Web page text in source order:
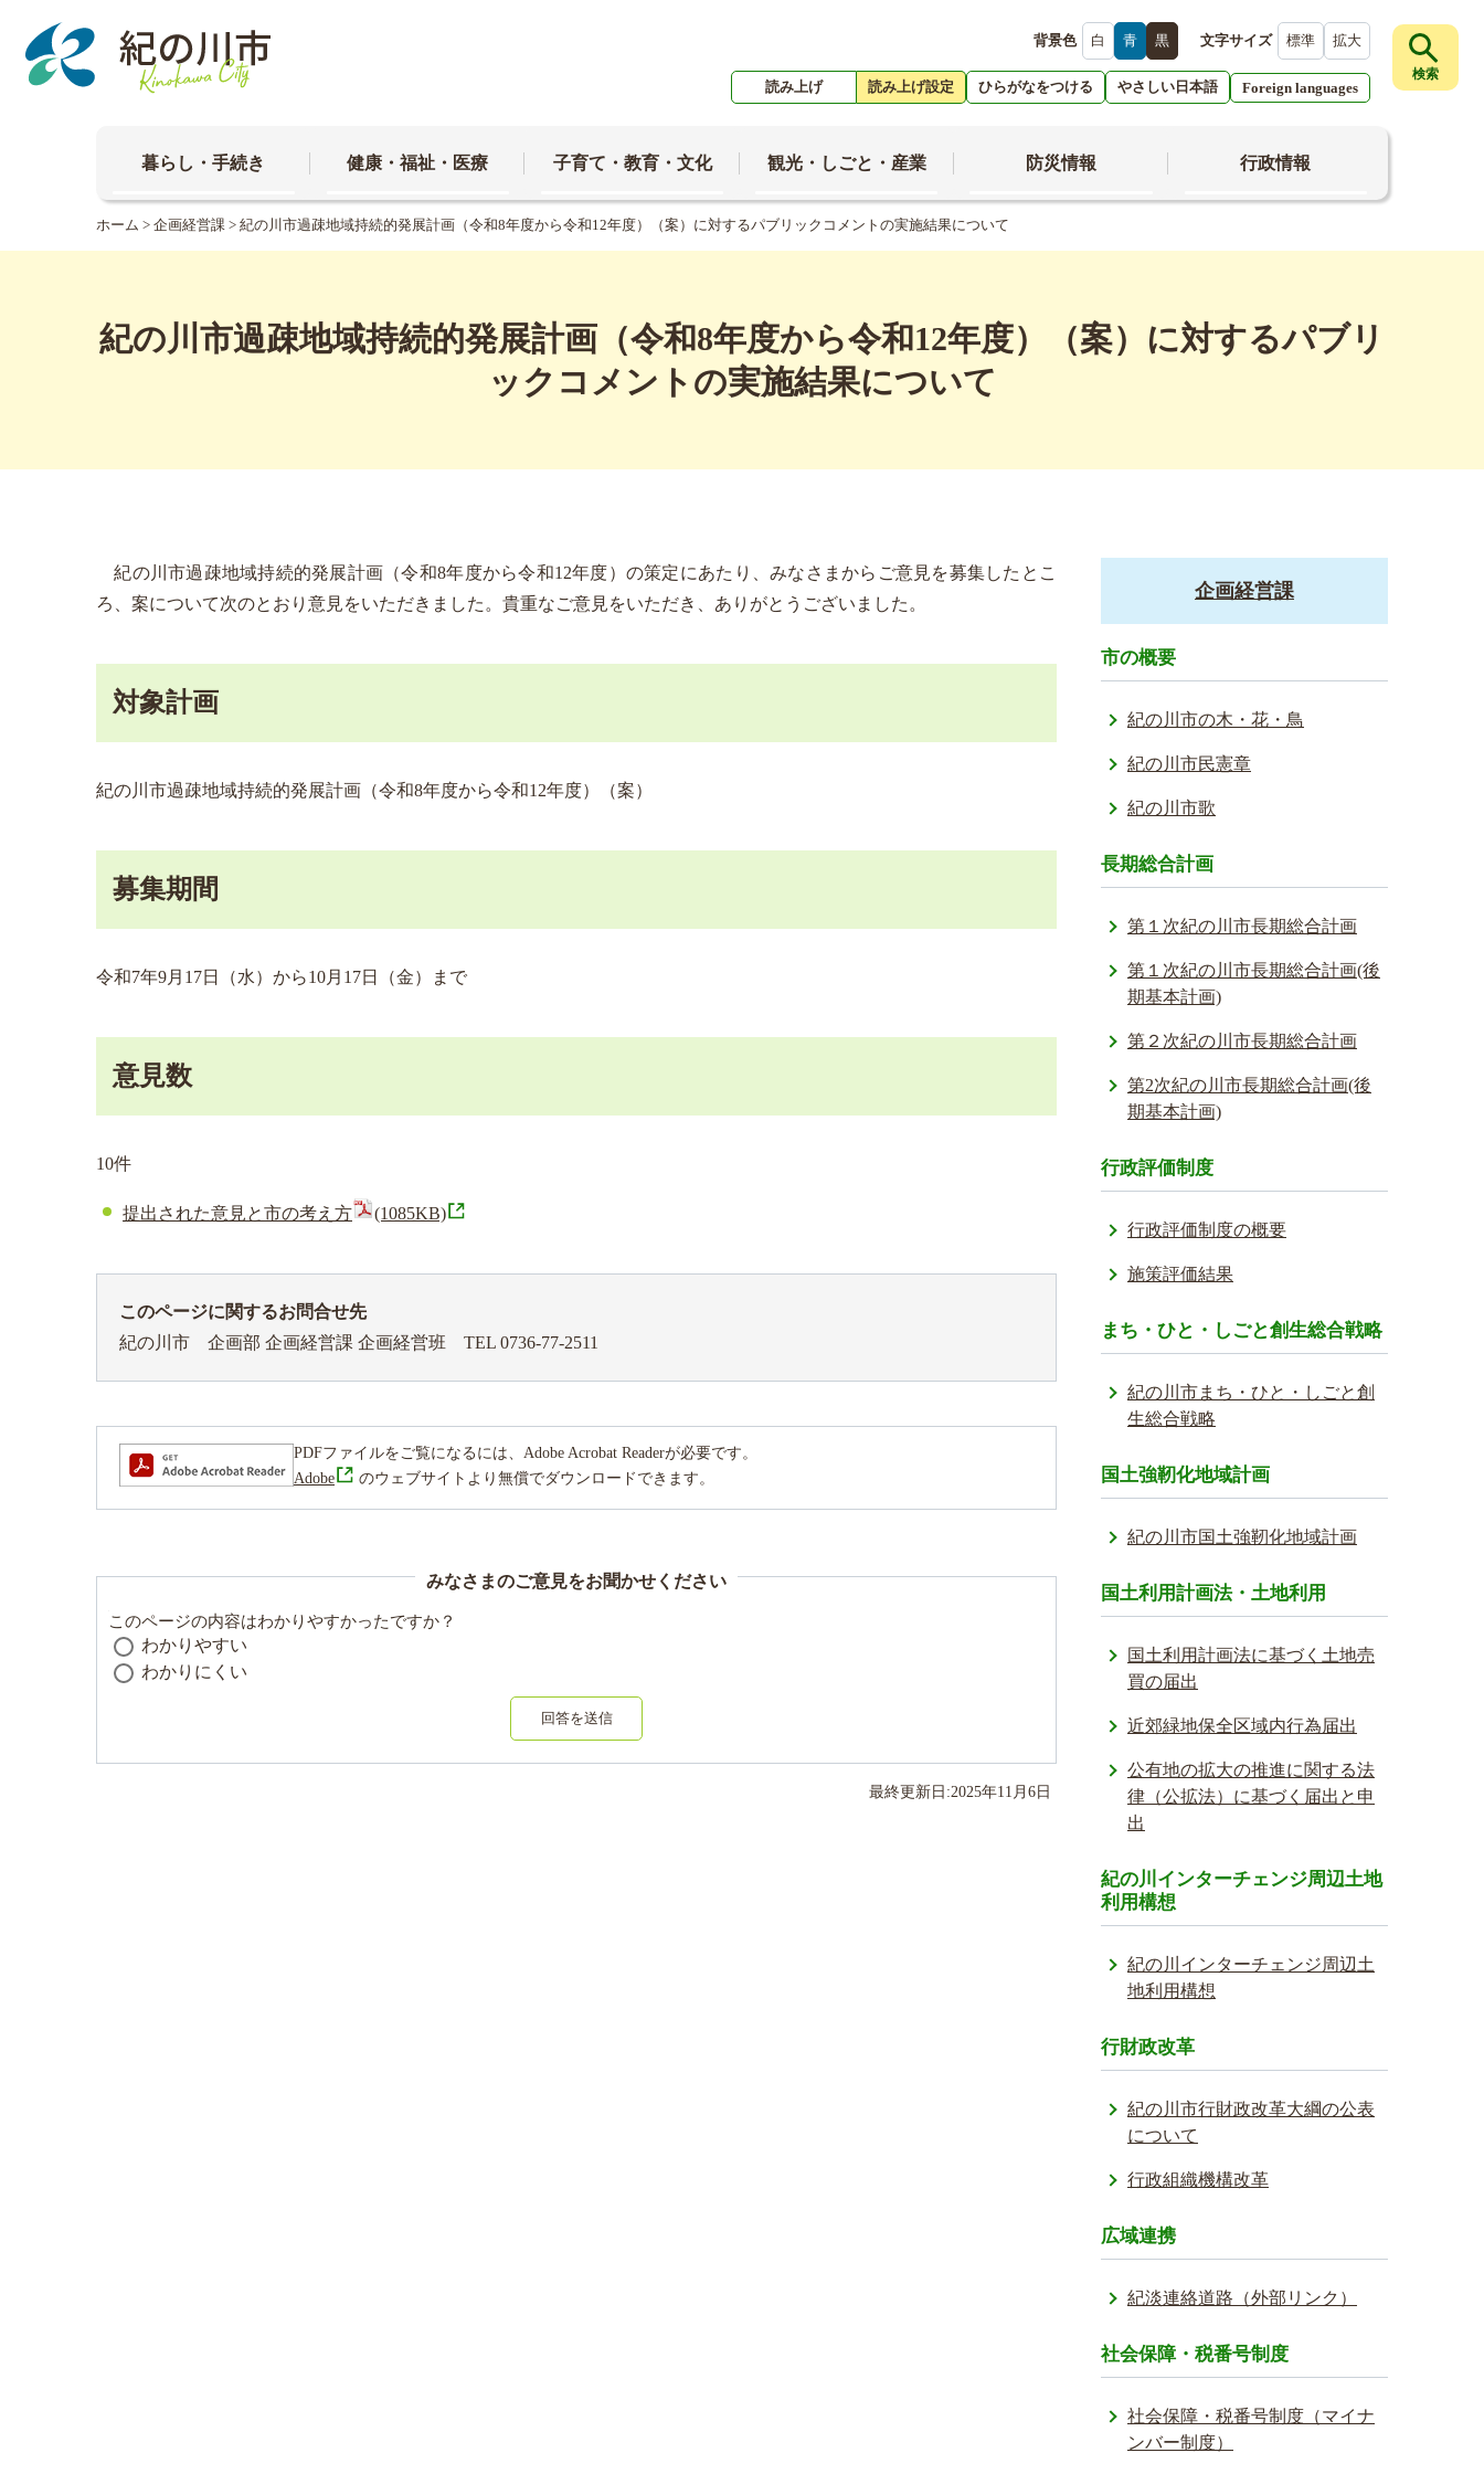
背景色 白 青 黒 文字サイズ 標準 拡大
読み上げ 読み上げ設定 ひらがなをつける やさしい日本語 Foreign languages
検索
暮らし・手続き 健康・福祉・医療 子育て・教育・文化 観光・しごと・産業 防災情報 行政情報
ホーム > 企画経営課 > 紀の川市過疎地域持続的発展計画（令和8年度から令和12年度）（案）に対するパブリックコメントの実施結果について
紀の川市過疎地域持続的発展計画（令和8年度から令和12年度）（案）に対するパブリ
ックコメントの実施結果について
紀の川市過疎地域持続的発展計画（令和8年度から令和12年度）の策定にあたり、みなさまからご意見を募集したとこ
ろ、案について次のとおり意見をいただきました。貴重なご意見をいただき、ありがとうございました。
対象計画
紀の川市過疎地域持続的発展計画（令和8年度から令和12年度）（案）
募集期間
令和7年9月17日（水）から10月17日（金）まで
意見数
10件
提出された意見と市の考え方 (1085KB)
このページに関するお問合せ先
紀の川市 企画部 企画経営課 企画経営班 TEL 0736-77-2511
PDFファイルをご覧になるには、Adobe Acrobat Readerが必要です。
Adobe
のウェブサイトより無償でダウンロードできます。
みなさまのご意見をお聞かせください
このページの内容はわかりやすかったですか？
わかりやすい
わかりにくい
回答を送信
最終更新日:2025年11 月 6 日
企画経営課
市の概要
紀の川市の木・花・鳥
紀の川市民憲章
紀の川市歌
長期総合計画
第１次紀の川市長期総合計画
第１次紀の川市長期総合計画(後
期基本計画)
第２次紀の川市長期総合計画
第2次紀の川市長期総合計画(後
期基本計画)
行政評価制度
行政評価制度の概要
施策評価結果
まち・ひと・しごと創生総合戦略
紀の川市まち・ひと・しごと創
生総合戦略
国土強靭化地域計画
紀の川市国土強靭化地域計画
国土利用計画法・土地利用
国土利用計画法に基づく土地売
買の届出
近郊緑地保全区域内行為届出
公有地の拡大の推進に関する法
律（公拡法）に基づく届出と申
出
紀の川インターチェンジ周辺土地
利用構想
紀の川インターチェンジ周辺土
地利用構想
行財政改革
紀の川市行財政改革大綱の公表
について
行政組織機構改革
広域連携
紀淡連絡道路（外部リンク）
社会保障・税番号制度
社会保障・税番号制度（マイナ
ンバー制度）